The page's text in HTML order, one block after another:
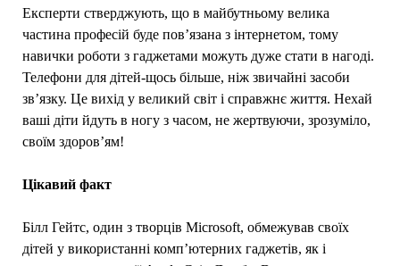
Експерти стверджують, що в майбутньому велика
частина професій буде пов’язана з інтернетом, тому
навички роботи з гаджетами можуть дуже стати в нагоді.
Телефони для дітей-щось більше, ніж звичайні засоби
зв’язку. Це вихід у великий світ і справжнє життя. Нехай
ваші діти йдуть в ногу з часом, не жертвуючи, зрозуміло,
своїм здоров’ям!
Цікавий факт
Білл Гейтс, один з творців Microsoft, обмежував своїх
дітей у використанні комп’ютерних гаджетів, як і